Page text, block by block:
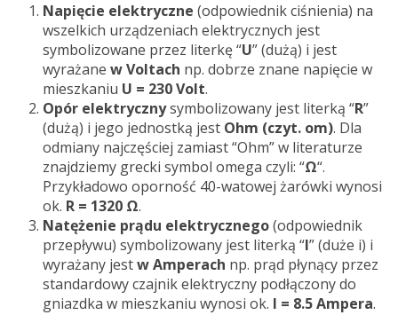
Napięcie elektryczne (odpowiednik ciśnienia) na
wszelkich urządzeniach elektrycznych jest
symbolizowane przez literkę “U” (dużą) i jest
wyrażane w Voltach np. dobrze znane napięcie w
mieszkaniu U = 230 Volt.
Opór elektrycznysymbolizowany jest literką “R”
(dużą) i jego jednostką jest Ohm (czyt. om). Dla
odmiany najczęściej zamiast “Ohm” w literaturze
znajdziemy grecki symbol omega czyli: “Ω“.
Przykładowo oporność 40-watowej żarówki wynosi
ok. R = 1320 Ω.
Natężenie prądu elektrycznego(odpowiednik
przepływu) symbolizowany jest literką “I” (duże i) i
wyrażany jestw Amperach np. prąd płynący przez
standardowy czajnik elektryczny podłączony do
gniazdka w mieszkaniu wynosi ok. I = 8.5 Ampera.